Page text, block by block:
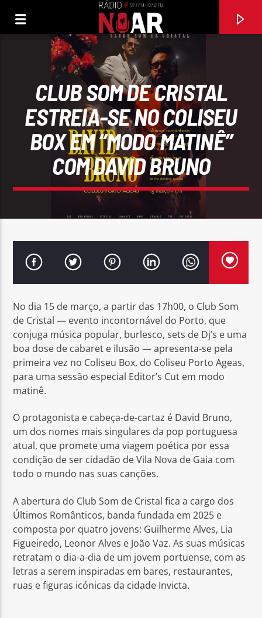
FAIXA ATUAL
97.1FM E 107.8 FM
RÁDIO NOAR
Rádio No ar
CLUB SOM DE CRISTAL
ESTREIA-SE NO COLISEU
BOX EM “MODO MATINÊ”
COM DAVID BRUNO
No dia 15 de março, a partir das 17h00, o Club Som
de Cristal — evento incontornável do Porto, que
conjuga música popular, burlesco, sets de Dj’s e uma
boa dose de cabaret e ilusão — apresenta-se pela
primeira vez no Coliseu Box, do Coliseu Porto Ageas,
para uma sessão especial Editor’s Cut em modo
matinê.
O protagonista e cabeça-de-cartaz é David Bruno,
um dos nomes mais singulares da pop portuguesa
atual, que promete uma viagem poética por essa
condição de ser cidadão de Vila Nova de Gaia com
todo o mundo nas suas canções.
A abertura do Club Som de Cristal fica a cargo dos
Últimos Românticos, banda fundada em 2025 e
composta por quatro jovens: Guilherme Alves, Lia
Figueiredo, Leonor Alves e João Vaz. As suas músicas
retratam o dia-a-dia de um jovem portuense, com as
letras a serem inspiradas em bares, restaurantes,
ruas e figuras icónicas da cidade Invicta.